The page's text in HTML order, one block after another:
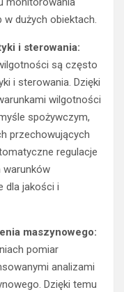
w dużych obiektach.
i sterowania:
są często
i sterowania. Dzięki
wilgotności
spożywczym,
przechowujących
regulacje
warunków
dla jakości i
maszynowego:
pomiar
analizami
Dzięki temu